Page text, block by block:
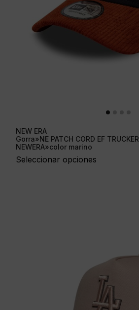
NEW ERA
Gorra»NE PATCH CORD EF TRUCKER
NEWERA»color marino
Seleccionar opciones